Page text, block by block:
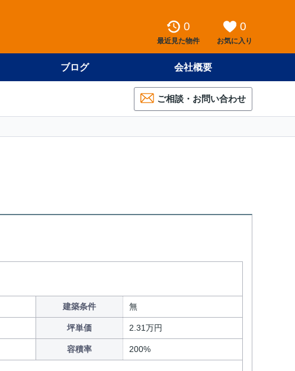
0
最近見た物件
0
お気に入り
ブログ 会社概要
ご相談・お問い合わせ
建築条件 無
坪単価 2.31万円
容積率 200%